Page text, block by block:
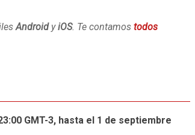
AndroidyiOS. Te contamos todos
GMT-3, hasta el 1 de septiembre